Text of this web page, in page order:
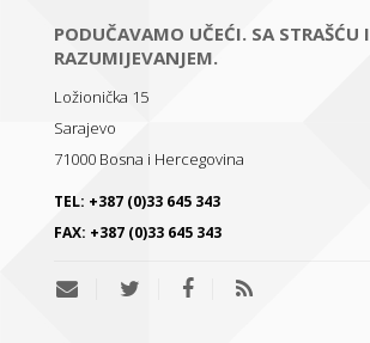
PODUČAVAMO UČEĆI. SA STRAŠĆU I
RAZUMIJEVANJEM.
Ložionička 15
Sarajevo
71000 Bosna i Hercegovina
TEL: +387 (0)33 645 343
FAX: +387 (0)33 645 343